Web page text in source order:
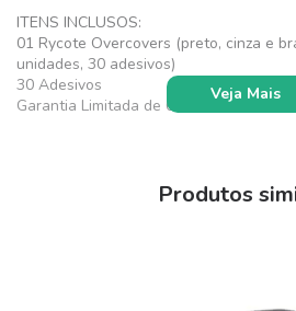
ITENS INCLUSOS:
01 Rycote Overcovers (preto, cinza e
unidades, 30 adesivos)
30 Adesivos
Garantia Limitada de 03 meses
Veja Mais
Produtos